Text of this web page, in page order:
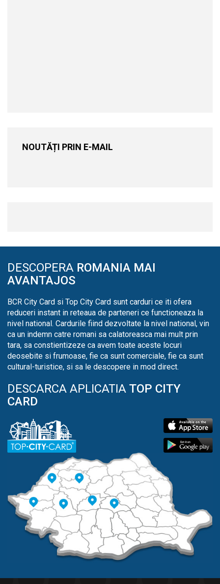
NOUTĂȚI PRIN E-MAIL
DESCOPERA ROMANIA MAI
AVANTAJOS
BCR City Card si Top City Card sunt carduri ce iti ofera
reduceri instant in reteaua de parteneri ce functioneaza la
nivel national. Cardurile fiind dezvoltate la nivel national, vin
ca un indemn catre romani sa calatoreasca mai mult prin
tara, sa constientizeze ca avem toate aceste locuri
deosebite si frumoase, fie ca sunt comerciale, fie ca sunt
cultural-turistice, si sa le descopere in mod direct.
DESCARCA APLICATIA TOP CITY
CARD